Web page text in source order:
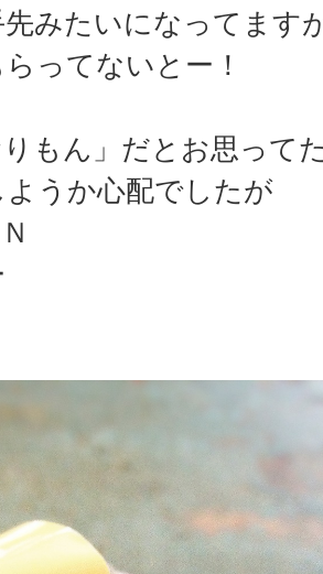
みたいになってます
ってないとー！
もん」だとお思って
うか心配でしたが